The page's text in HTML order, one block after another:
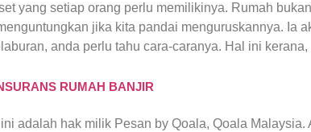
yang setiap orang perlu memilikinya. Rumah
jika kita pandai menguruskannya. Ia
anda perlu tahu cara-caranya. Hal ini
RUMAH BANJIR
adalah hak milik Pesan by Qoala, Qoala